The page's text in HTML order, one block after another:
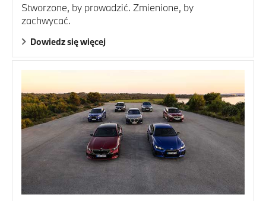
Stworzone, by prowadzić. Zmienione, by
zachwycać.
Dowiedz się więcej